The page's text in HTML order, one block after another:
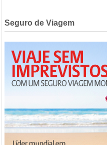
Seguro de Viagem